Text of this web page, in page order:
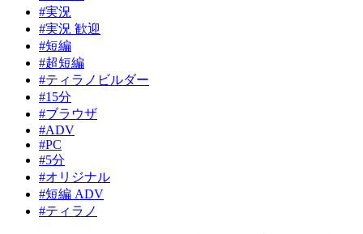
#実況
#実況 歓迎
#短編
#超短編
#ティラノビルダー
#15分
#ブラウザ
#ADV
#PC
#5分
#オリジナル
#短編 ADV
#ティラノ